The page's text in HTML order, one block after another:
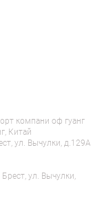
компани оф гуанг
Китай
ул. Вычулки, д.129А
ул. Вычулки,